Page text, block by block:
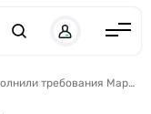
Карпаты выполнили требования Маркевича: львовский клуб подписал бывшего полузащитника Шахтера